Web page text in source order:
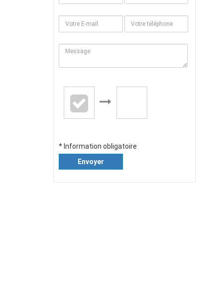
* Information obligatoire
Envoyer